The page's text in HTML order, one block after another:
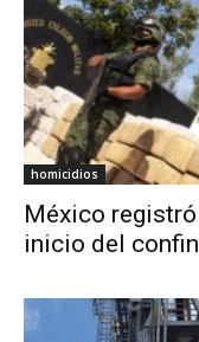
homicidios
México
inicio del